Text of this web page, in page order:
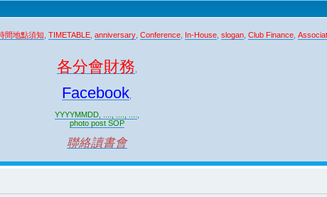
間地點須知 TIMETABLE anniversary Conference In-House slogan Club Finance
各分會財務
Facebook
YYYYMMDD, ...., ...., ....
photo post SOP
聯絡讀書會